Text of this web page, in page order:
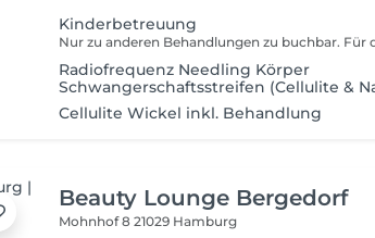
Kinderbetreuung
Radiofrequenz Needling Körper
Schwangerschaftsstreifen (Cellulite &
Cellulite Wickel inkl. Behandlung
Beauty Lounge Bergedorf
Mohnhof 821029 Hamburg